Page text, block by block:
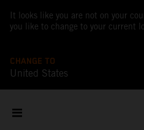
It looks like you are not on your
you like to change to your current
CHANGE TO
United States